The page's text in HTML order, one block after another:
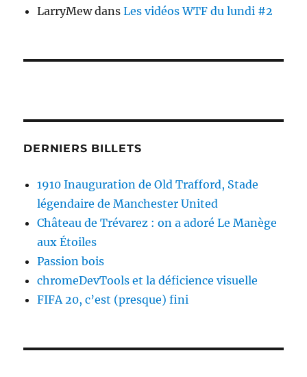
LarryMewdansLes vidéos WTF du lundi #2
DERNIERS BILLETS
1910 Inauguration de Old Trafford, Stade
légendaire de Manchester United
Château de Trévarez : on a adoré Le Manège
aux Étoiles
Passion bois
chromeDevTools et la déficience visuelle
FIFA 20, c’est (presque) fini